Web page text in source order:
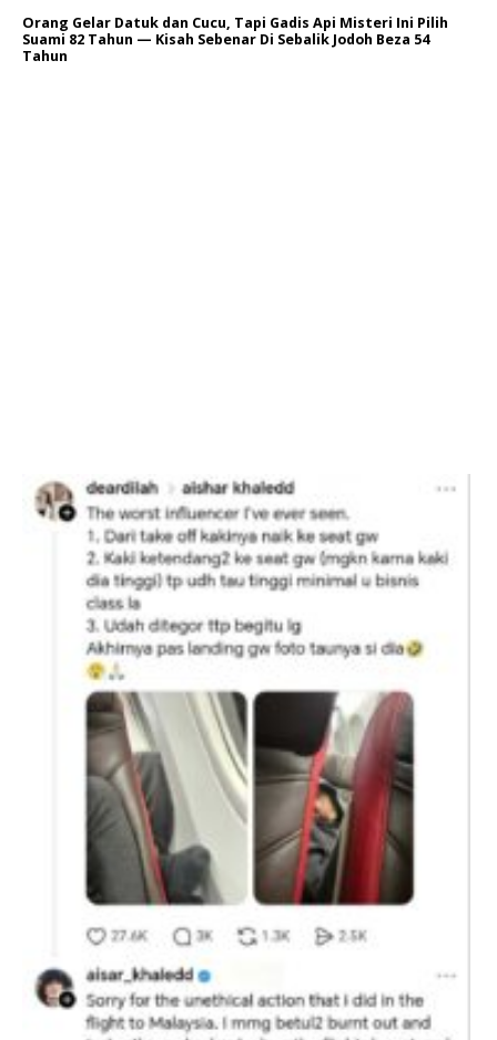
Orang Gelar Datuk dan Cucu, Tapi Gadis Api Misteri Ini Pilih
Suami 82 Tahun — Kisah Sebenar Di Sebalik Jodoh Beza 54
Tahun